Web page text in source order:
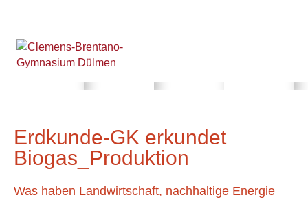
Erdkunde-GK erkundet
Biogas_Produktion
Was haben Landwirtschaft, nachhaltige Energie